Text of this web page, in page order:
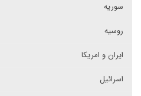
سوریه
روسیه
ایران و امریکا
اسرائیل